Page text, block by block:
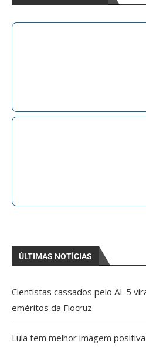
ÚLTIMAS NOTÍCIAS
Cientistas cassados pelo AI-5
eméritos da Fiocruz
Lula tem melhor imagem